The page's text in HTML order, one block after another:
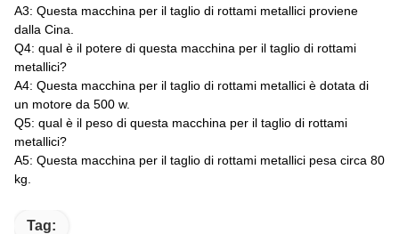
A3: Questa macchina per il taglio di rottami metallici proviene
dalla Cina.
Q4: qual è il potere di questa macchina per il taglio di rottami
metallici?
A4: Questa macchina per il taglio di rottami metallici è dotata di
un motore da 500 w.
Q5: qual è il peso di questa macchina per il taglio di rottami
metallici?
A5: Questa macchina per il taglio di rottami metallici pesa circa 80
kg.
Tag: